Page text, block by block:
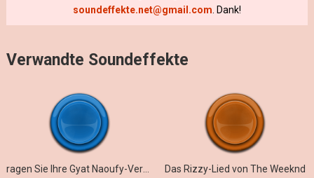
soundeffekte.net@gmail.com . Dank!
Verwandte Soundeffekte
ragen Sie Ihre Gyat Naoufy-Version heraus Das Rizzy-Lied von The Weeknd